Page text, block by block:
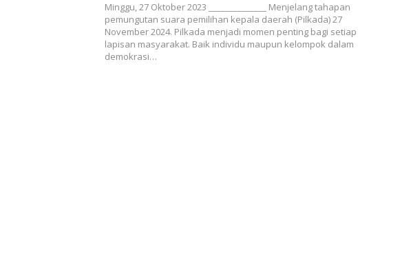
Minggu, 27 Oktober 2023 ______________ Menjelang tahapan
pemungutan suara pemilihan kepala daerah (Pilkada) 27
November 2024. Pilkada menjadi momen penting bagi setiap
lapisan masyarakat. Baik individu maupun kelompok dalam
demokrasi…